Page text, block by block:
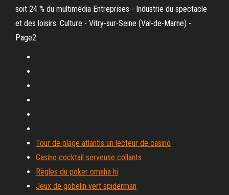
soit 24 % du multimédia Entreprises - Industrie du spectacle
et des loisirs. Culture - Vitry-sur-Seine (Val-de-Marne) -
Page2
Tour de plage atlantis un lecteur de casino
Casino cocktail serveuse collants
Règles du poker omaha hi
Jeux de gobelin vert spiderman